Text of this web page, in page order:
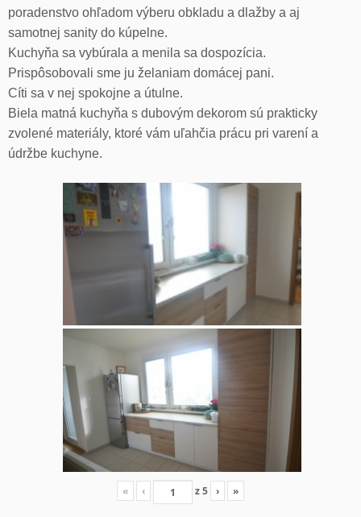
poradenstvo ohľadom výberu obkladu a dlažby a aj
samotnej sanity do kúpelne.
Kuchyňa sa vybúrala a menila sa dospozícia.
Prispôsobovali sme ju želaniam domácej pani.
Cíti sa v nej spokojne a útulne.
Biela matná kuchyňa s dubovým dekorom sú prakticky
zvolené materiály, ktoré vám uľahčia prácu pri varení a
údržbe kuchyne.
« ‹ z5 › »